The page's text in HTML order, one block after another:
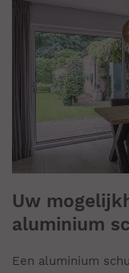
Uw
aluminium
Een aluminium